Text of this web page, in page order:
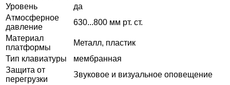
Уровень
да
Атмосферное
давление
630...800 мм рт. ст.
Материал
платформы
Металл, пластик
Тип клавиатуры
мембранная
Защита от
перегрузки
Звуковое и визуальное оповещение